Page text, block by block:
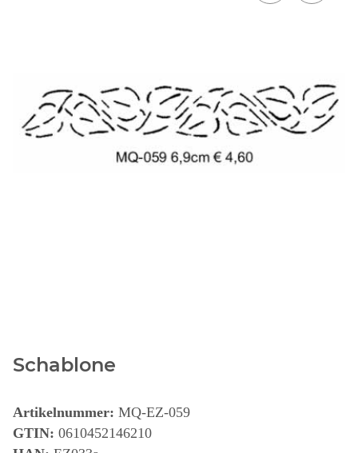
Schablone
Artikelnummer: MQ-EZ-059
GTIN: 0610452146210